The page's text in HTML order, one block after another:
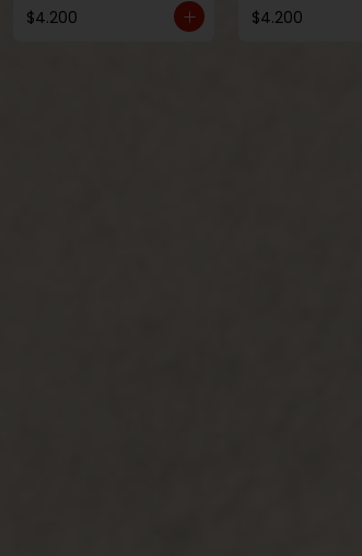
$4.200 $4.200